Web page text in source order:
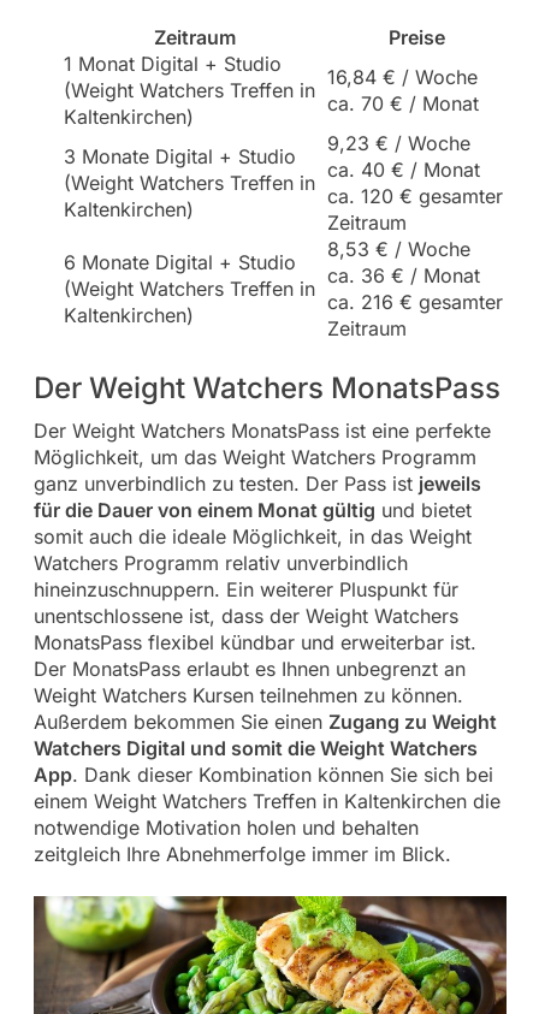
Zeitraum
Preise
1 Monat Digital + Studio
(Weight Watchers Treffen in
Kaltenkirchen)
16,84 € / Woche
ca. 70 € / Monat
3 Monate Digital + Studio
(Weight Watchers Treffen in
Kaltenkirchen)
9,23 € / Woche
ca. 40 € / Monat
ca. 120 € gesamter
Zeitraum
6 Monate Digital + Studio
(Weight Watchers Treffen in
Kaltenkirchen)
8,53 € / Woche
ca. 36 € / Monat
ca. 216 € gesamter
Zeitraum
Der Weight Watchers MonatsPass
Der Weight Watchers MonatsPass ist eine perfekte
Möglichkeit, um das Weight Watchers Programm
ganz unverbindlich zu testen. Der Pass ist jeweils
für die Dauer von einem Monat gültig und bietet
somit auch die ideale Möglichkeit, in das Weight
Watchers Programm relativ unverbindlich
hineinzuschnuppern. Ein weiterer Pluspunkt für
unentschlossene ist, dass der Weight Watchers
MonatsPass flexibel kündbar und erweiterbar ist.
Der MonatsPass erlaubt es Ihnen unbegrenzt an
Weight Watchers Kursen teilnehmen zu können.
Außerdem bekommen Sie einen Zugang zu Weight
Watchers Digital und somit die Weight Watchers
App. Dank dieser Kombination können Sie sich bei
einem Weight Watchers Treffen in Kaltenkirchen die
notwendige Motivation holen und behalten
zeitgleich Ihre Abnehmerfolge immer im Blick.